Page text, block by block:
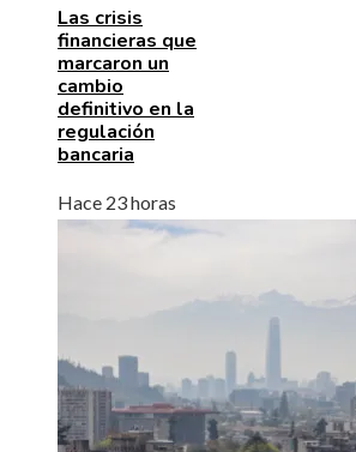
Las crisis
financieras que
marcaron un
cambio
definitivo en la
regulación
bancaria
Hace 23 horas